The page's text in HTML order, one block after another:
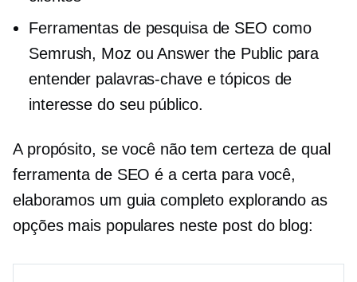
Ferramentas de pesquisa de SEO como
Semrush, Moz ou Answer the Public para
entender palavras-chave e tópicos de
interesse do seu público.
A propósito, se você não tem certeza de qual
ferramenta de SEO é a certa para você,
elaboramos um guia completo explorando as
opções mais populares neste post do blog: